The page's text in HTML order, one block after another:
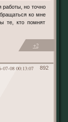
работы, но точно
ко мне
те, кто помнят
+2
892
07-08 00:13:07